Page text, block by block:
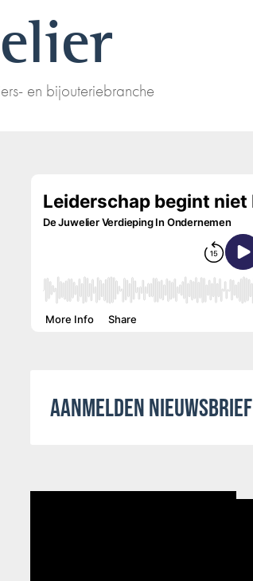
en bijouteriebranche
AANMELDEN NIEUWSBRIEF